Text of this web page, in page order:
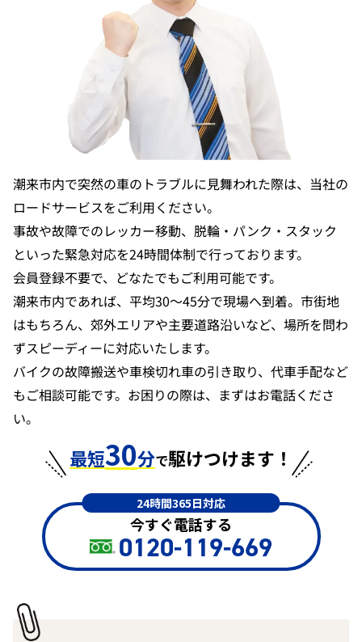
潮来市内で突然の車のトラブルに見舞われた際は、当社の
ロードサービスをご利用ください。
事故や故障でのレッカー移動、脱輪・パンク・スタック
といった緊急対応を24時間体制で行っております。
会員登録不要で、どなたでもご利用可能です。
潮来市内であれば、平均30〜45分で現場へ到着。市街地
はもちろん、郊外エリアや主要道路沿いなど、場所を問わ
ずスピーディーに対応いたします。
バイクの故障搬送や車検切れ車の引き取り、代車手配など
もご相談可能です。お困りの際は、まずはお電話くださ
い。
最短30分で駆けつけます！
24時間365日対応
今すぐ電話する
0120-119-669